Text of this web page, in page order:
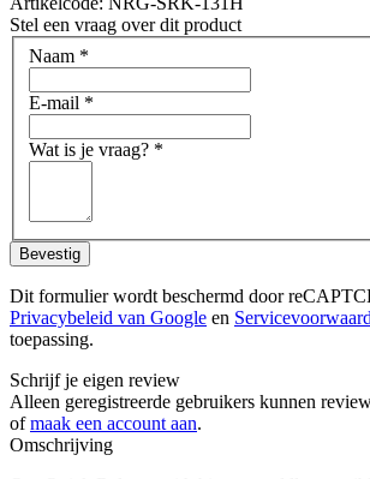
Stel een vraag over dit product
Naam *
E-mail *
Wat is je vraag? *
Bevestig
Dit formulier wordt beschermd door
Privacybeleid van Google en
toepassing.
Schrijf je eigen review
Alleen geregistreerde gebruikers kunnen
ofmaak een account aan.
Omschrijving